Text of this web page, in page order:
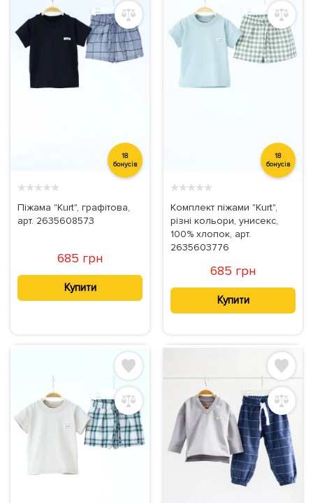
18
бонусів
★★★★★
Піжама "Kurt", графітова,
арт. 2635608573
685 грн
Купити
18
бонусів
★★★★★
Комплект піжами "Kurt",
різні кольори, унисекс,
100% хлопок, арт.
2635603776
685 грн
Купити